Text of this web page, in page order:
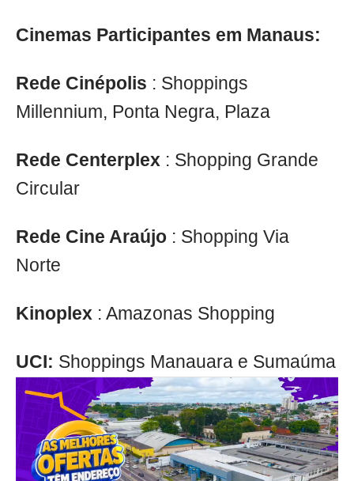
Cinemas Participantes em Manaus:
Rede Cinépolis : Shoppings
Millennium, Ponta Negra, Plaza
Rede Centerplex : Shopping Grande
Circular
Rede Cine Araújo : Shopping Via
Norte
Kinoplex : Amazonas Shopping
UCI: Shoppings Manauara e Sumaúma